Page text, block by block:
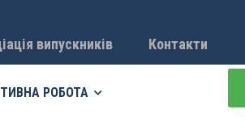
випускників Контакти
РОБОТА